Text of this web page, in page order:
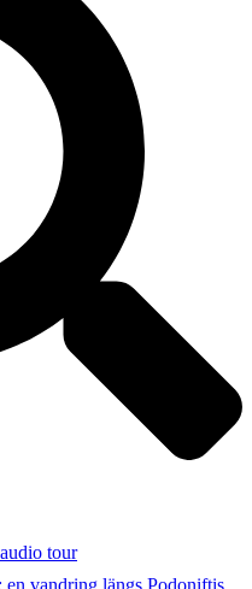
tour
vandring längs Podoniftis